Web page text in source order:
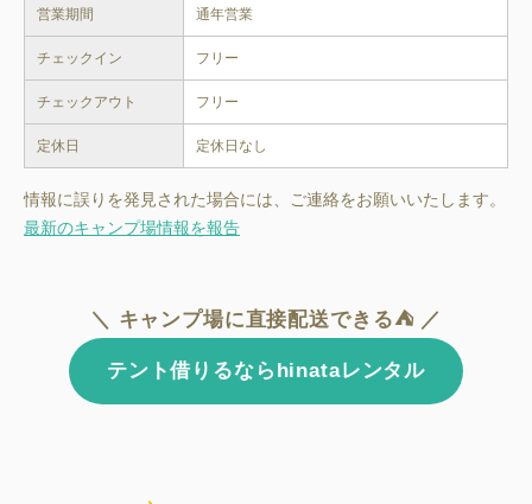
営業期間 通年営業
チェックイン フリー
チェックアウト フリー
定休日 定休日なし
情報に誤りを発見された場合には、ご連絡をお願いいたします。
最新のキャンプ場情報を報告
＼ キャンプ場に直接配送できる⛺ ／
テント借りるならhinataレンタル